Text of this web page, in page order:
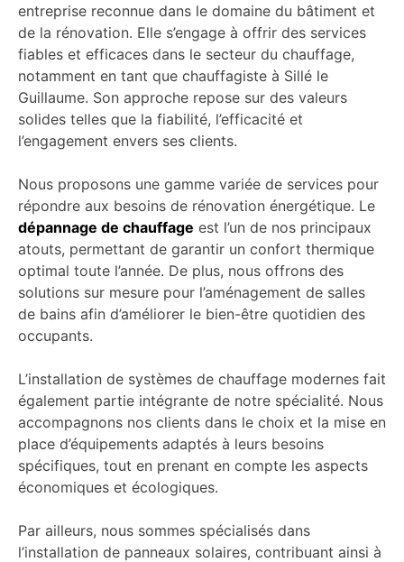
entreprise reconnue dans le domaine du bâtiment et
de la rénovation. Elle s’engage à offrir des services
fiables et efficaces dans le secteur du chauffage,
notamment en tant que chauffagiste à Sillé le
Guillaume. Son approche repose sur des valeurs
solides telles que la fiabilité, l’efficacité et
l’engagement envers ses clients.
Nous proposons une gamme variée de services pour
répondre aux besoins de rénovation énergétique. Le
dépannage de chauffage est l’un de nos principaux
atouts, permettant de garantir un confort thermique
optimal toute l’année. De plus, nous offrons des
solutions sur mesure pour l’aménagement de salles
de bains afin d’améliorer le bien-être quotidien des
occupants.
L’installation de systèmes de chauffage modernes fait
également partie intégrante de notre spécialité. Nous
accompagnons nos clients dans le choix et la mise en
place d’équipements adaptés à leurs besoins
spécifiques, tout en prenant en compte les aspects
économiques et écologiques.
Par ailleurs, nous sommes spécialisés dans
l’installation de panneaux solaires, contribuant ainsi à